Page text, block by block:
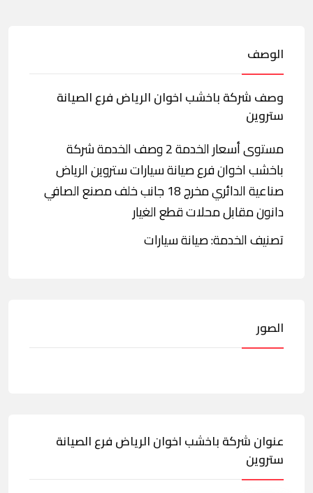
الوصف
وصف شركة باخشب اخوان الرياض فرع الصيانة
ستروين
مستوى أسعار الخدمة 2 وصف الخدمة شركة
باخشب اخوان فرع صيانة سيارات ستروين الرياض
صناعية الدائري مخرج 18 جانب خلف مصنع الصافي
دانون مقابل محلات قطع الغيار
تصنيف الخدمة: صيانة سيارات
الصور
عنوان شركة باخشب اخوان الرياض فرع الصيانة
ستروين